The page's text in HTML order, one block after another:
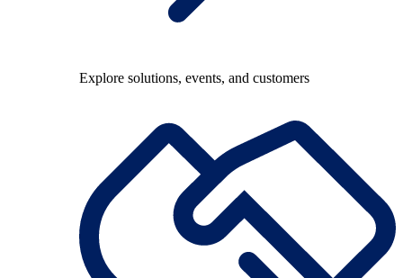
Explore solutions, events, and customers